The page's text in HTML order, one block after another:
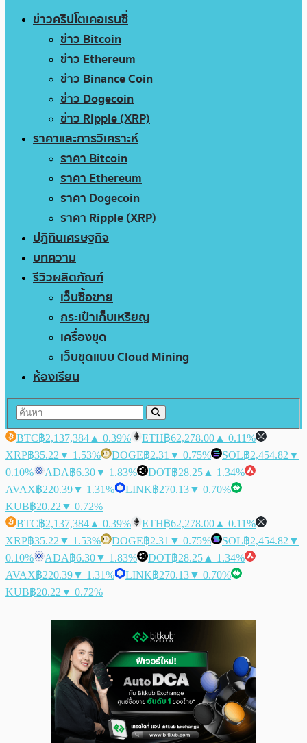
ข่าวคริปโตเคอเรนซี่
ข่าว Bitcoin
ข่าว Ethereum
ข่าว Binance Coin
ข่าว Dogecoin
ข่าว Ripple (XRP)
ราคาและการวิเคราะห์
ราคา Bitcoin
ราคา Ethereum
ราคา Dogecoin
ราคา Ripple (XRP)
ปฏิทินเศรษฐกิจ
บทความ
รีวิวผลิตภัณฑ์
เว็บซื้อขาย
กระเป๋าเก็บเหรียญ
เครื่องขุด
เว็บขุดแบบ Cloud Mining
ห้องเรียน
BTC฿2,137,384 ▲ 0.39% ETH฿62,278.00 ▲ 0.11%
XRP฿35.22 ▼ 1.53% DOGE฿2.31 ▼ 0.75% SOL฿2,454.82 ▼
0.10%
ADA฿6.30▼ 1.83% DOT฿28.25 ▲ 1.34%
AVAX฿220.39▼ 1.31% LINK฿270.13▼ 0.70%
KUB฿20.22 ▼ 0.72%
BTC฿2,137,384 ▲ 0.39% ETH฿62,278.00 ▲ 0.11%
XRP฿35.22 ▼ 1.53% DOGE฿2.31 ▼ 0.75% SOL฿2,454.82 ▼
0.10%
ADA฿6.30▼ 1.83% DOT฿28.25 ▲ 1.34%
AVAX฿220.39▼ 1.31% LINK฿270.13▼ 0.70%
KUB฿20.22 ▼ 0.72%